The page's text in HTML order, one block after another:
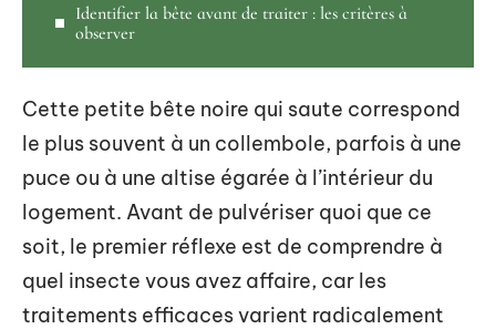
Identifier la bête avant de traiter : les critères à
observer
Cette petite bête noire qui saute correspond
le plus souvent à un collembole, parfois à une
puce ou à une altise égarée à l’intérieur du
logement. Avant de pulvériser quoi que ce
soit, le premier réflexe est de comprendre à
quel insecte vous avez affaire, car les
traitements efficaces varient radicalement